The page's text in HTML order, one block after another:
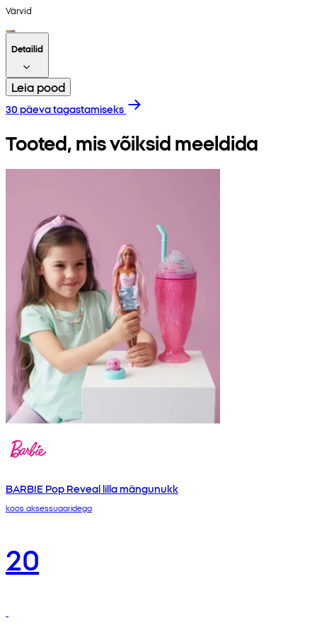
Värvid
Detailid
Leia pood
30 päeva tagastamiseks
Tooted, mis võiksid meeldida
BARBIE Pop Reveal lilla mängunukk
koos aksessuaaridega
20